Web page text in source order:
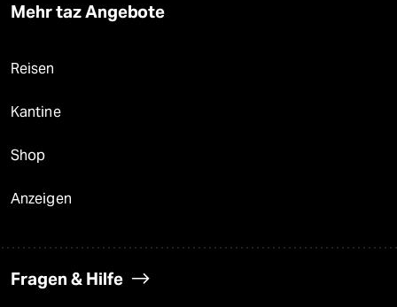
Mehr taz Angebote
Reisen
Kantine
Shop
Anzeigen
Fragen & Hilfe